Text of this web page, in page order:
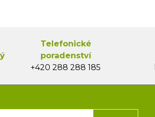
Telefonické
poradenství
+420 288 288 185